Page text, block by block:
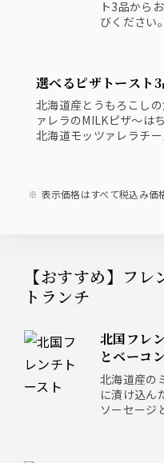
ト3品から
びください。
(北海道ク
黒毛和牛
※ハーフサ
選べるピザトースト
北海道産とうもろこし
ァレラのMILKピザ～は
北海道モッツァレラチ
表示価格はすべて税込み価
【おすすめ】フレンチトーストのプレー
トランチ
北国フレンチトースト ソーセージ
とベーコ
北海道産の
に漬け込ん
ソーセージ